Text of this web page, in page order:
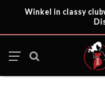
Winkel in classy